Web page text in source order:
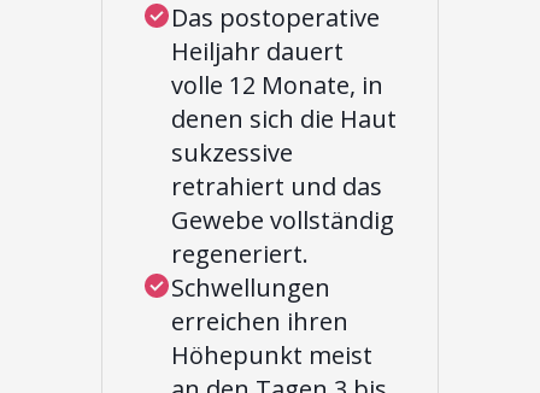
Das postoperative
Heiljahr dauert
volle 12 Monate, in
denen sich die Haut
sukzessive
retrahiert und das
Gewebe vollständig
regeneriert.
Schwellungen
erreichen ihren
Höhepunkt meist